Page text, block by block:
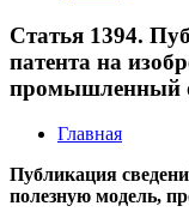
Статья 1394.
патента на
промышленный
Главная
Публикация
полезную модель,